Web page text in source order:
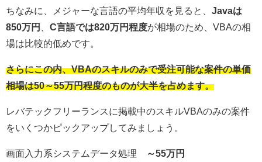
ちなみに、メジャーな言語の平均年収を見ると、 Javaは
850万円
C言語では820万円程度が相場のため、 VBAの相
場は比較的低めです。
さらにこの内、VBAのスキルのみで受注可能な案件の単価
相場は50～55万円程度のものが大半を占めます。
レバテックフリーランスに掲載中のスキルVBAのみの案件
をいくつかピックアップしてみましょう。
画面入力系システムデータ処理 ～55万円